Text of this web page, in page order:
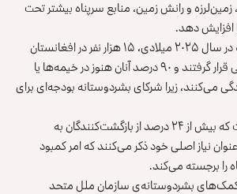
زمین‌لرزه و رانش زمین، منابع سرپناه بیشتر تحت
افزایش دهد.
این نهاد افزوده است که در سال ۲۰۲۵ میلادی، ۱۵ هزار نفر در افغانستان
تحت تأثیر سیل و بارندگی قرار گرفتند و ۹۰ درصد آنان هنوز در خیمه‌ها یا
می‌کنند، زیرا شرکای بشردوستانه بودجه‌ای برای
اوچا همچنین گفته است که بیش از ۲۴ درصد از بازگشت‌کنندگان به
نیاز اصلی خود ذکر می‌کنند که امر کمبود
را برجسته می‌کند.
بشردوستانه‌ی سازمان ملل متحد